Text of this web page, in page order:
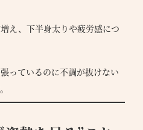
え、下半身太りや疲労感につ
っているのに不調が抜けない